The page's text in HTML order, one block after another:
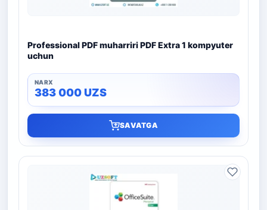
Professional PDF muharriri PDF Extra 1 kompyuter
uchun
383 000UZS
SAVATGA